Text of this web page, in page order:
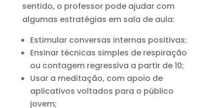
sentido, o professor pode ajudar com
algumas estratégias em sala de aula:
Estimular conversas internas positivas;
Ensinar técnicas simples de respiração
ou contagem regressiva a partir de 10;
Usar a meditação, com apoio de
aplicativos voltados para o público
jovem;